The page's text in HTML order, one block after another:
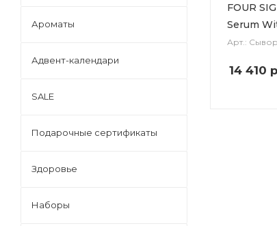
FOUR
Serum
Арт.:
14 410
Ароматы
Адвент-календари
SALE
Подарочные сертификаты
Здоровье
Наборы